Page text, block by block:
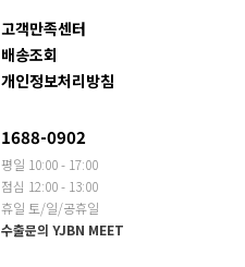
고객만족센터
배송조회
개인정보처리방침
1688-0902
평일 10:00 - 17:00
점심 12:00 - 13:00
휴일 토/일/공휴일
수출문의 YJBN MEET